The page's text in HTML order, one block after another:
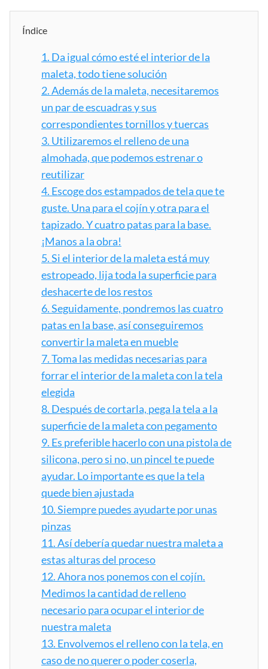
Índice
1. Da igual cómo esté el interior de la
maleta, todo tiene solución
2.Además de la maleta, necesitaremos
un par de escuadras y sus
correspondientes tornillos y tuercas
3. Utilizaremos el relleno de una
almohada, que podemos estrenar o
reutilizar
4. Escoge dos estampados de tela que te
guste. Una para el cojín y otra para el
tapizado. Y cuatro patas para la base.
¡Manos a la obra!
5.Si el interior de la maleta está muy
estropeado, lija toda la superficie para
deshacerte de los restos
6.Seguidamente, pondremos las cuatro
patas en la base, así conseguiremos
convertir la maleta en mueble
7.Toma las medidas necesarias para
forrar el interior de la maleta con la tela
elegida
8. Después de cortarla, pega la tela a la
superficie de la maleta con pegamento
9. Es preferible hacerlo con una pistola de
silicona, pero si no, un pincel te puede
ayudar. Lo importante es que la tela
quede bien ajustada
10.Siempre puedes ayudarte por unas
pinzas
11.Así debería quedar nuestra maleta a
estas alturas del proceso
12.Ahora nos ponemos con el cojín.
Medimos la cantidad de relleno
necesario para ocupar el interior de
nuestra maleta
13. Envolvemos el relleno con la tela, en
caso de no querer o poder coserla,